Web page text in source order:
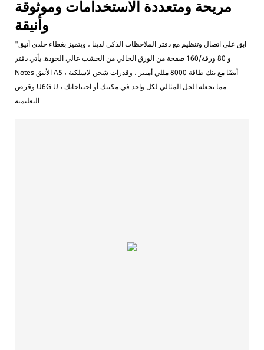
مريحة ومتعددة الاستخدامات وموثوقة
"ابق على اتصال وتنظيم مع دفتر الملاحظات الذكي لدينا ، ويتميز بغطاء جلدي أنيق
و 80 ورقة/160 صفحة من الورق الخالي من الخشب عالي الجودة. يأتي دفتر
Notes الأنيق A5 أيضًا مع بنك طاقة 8000 مللي أمبير ، وقدرات شحن لاسلكية ،
وقرص U6G U ، مما يجعله الحل المثالي لكل واحد في مكتبك أو احتياجاتك